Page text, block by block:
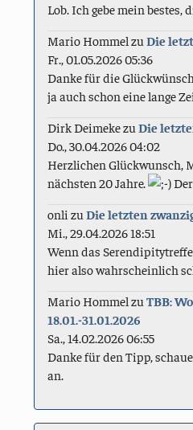
Lob. Ich gebe mein bestes,
Mario Hommel zuDie
Fr., 01.05.2026 05:36
Danke für die
ja auch schon eine lange
Dirk DeimekezuDie
Do., 30.04.2026 04:02
Herzlichen Glückwunsch,
nächsten 20 Jahre.
onli zuDie letzten
Mi., 29.04.2026 18:51
Wenn das
hier also wahrscheinlich
Mario Hommel zuTBB:
18.01.-31.01.2026
Sa., 14.02.2026 06:55
Danke für den Tipp,
an.